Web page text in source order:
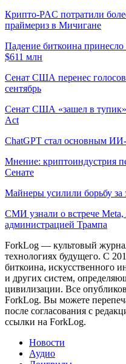
Крипто-PAC потратили
праймериз в Мичигане
Падение биткоина
$611 млн
Сенат США перенес
сентябрь
Сенат США «зашел в
Act
ChatGPT стал основным
Мнение: криптоиндустрия
Сенате
Майнеры усилили борьбу за
СМИ узнали о встрече
администрацией Трампа
ForkLog — культовый
технологиях будущего. С
биткоина, искусственного
и других систем,
цивилизации. Все
ForkLog. Вы можете
после согласования с
ссылки на ForkLog.
Новости
Аудио